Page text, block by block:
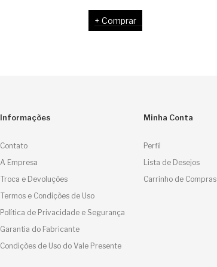
preço
original
preço
atual
Comprar
Informações
Contato
A Empresa
Troca e Devoluções
Termos e Condições de Uso
Política de Privacidade e Segurança
Garantia do Fabricante
Condições de Uso do Vale Presente
Minha Conta
Perfil
Lista de Desejos
Carrinho de Compras